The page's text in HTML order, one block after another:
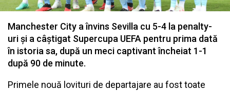
Manchester City a învins Sevilla cu 5-4 la penalty-
uri și a câștigat Supercupa UEFA pentru prima dată
în istoria sa, după un meci captivant încheiat 1-1
după 90 de minute.
Primele nouă lovituri de departajare au fost toate